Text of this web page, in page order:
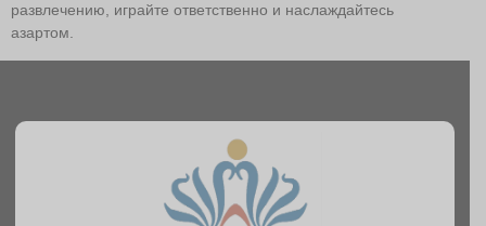
развлечению, играйте ответственно и наслаждайтесь
азартом.